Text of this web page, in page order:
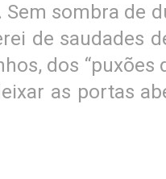
sombra de
de saudades
dos “puxões
as portas